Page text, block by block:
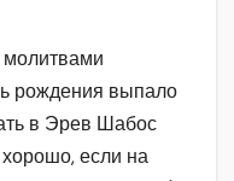
рождения выпало
в Эрев Шабос
если на